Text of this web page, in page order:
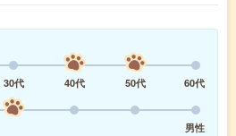
30代 40代 50代
60代
男性